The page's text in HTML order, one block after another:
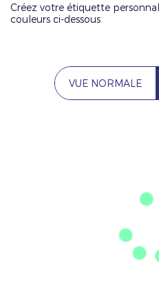
Créez votre étiquette
couleurs ci-dessous
VUE NORMALE